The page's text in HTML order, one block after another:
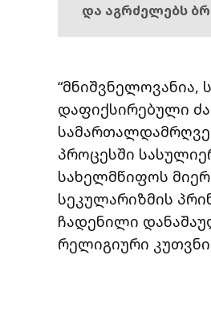
და აგრძელებს
დაფიქსირებული
პროცესში
სახელმწიფოს
სეკულარიზმის
ჩადენილი
რელიგიური